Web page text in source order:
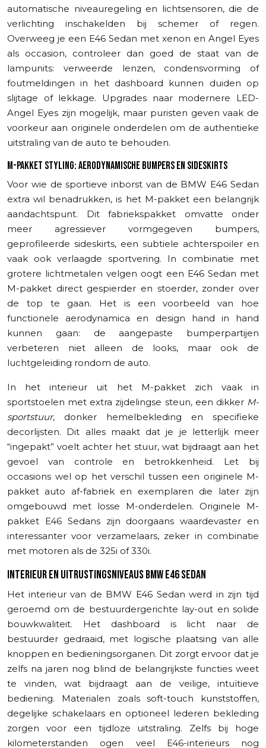
automatische niveauregeling en lichtsensoren, die de
verlichting inschakelden bij schemer of regen.
Overweeg je een E46 Sedan met xenon en Angel Eyes
als occasion, controleer dan goed de staat van de
lampunits: verweerde lenzen, condensvorming of
foutmeldingen in het dashboard kunnen duiden op
slijtage of lekkage. Upgrades naar modernere LED-
Angel Eyes zijn mogelijk, maar puristen geven vaak de
voorkeur aan originele onderdelen om de authentieke
uitstraling van de auto te behouden.
M-PAKKET STYLING: AERODYNAMISCHE BUMPERS EN SIDESKIRTS
Voor wie de sportieve inborst van de BMW E46 Sedan
extra wil benadrukken, is het M-pakket een belangrijk
aandachtspunt. Dit fabriekspakket omvatte onder
meer agressiever vormgegeven bumpers,
geprofileerde sideskirts, een subtiele achterspoiler en
vaak ook verlaagde sportvering. In combinatie met
grotere lichtmetalen velgen oogt een E46 Sedan met
M-pakket direct gespierder en stoerder, zonder over
de top te gaan. Het is een voorbeeld van hoe
functionele aerodynamica en design hand in hand
kunnen gaan: de aangepaste bumperpartijen
verbeteren niet alleen de looks, maar ook de
luchtgeleiding rondom de auto.
In het interieur uit het M-pakket zich vaak in
sportstoelen met extra zijdelingse steun, een dikker M-
sportstuur, donker hemelbekleding en specifieke
decorlijsten. Dit alles maakt dat je je letterlijk meer
“ingepakt” voelt achter het stuur, wat bijdraagt aan het
gevoel van controle en betrokkenheid. Let bij
occasions wel op het verschil tussen een originele M-
pakket auto af-fabriek en exemplaren die later zijn
omgebouwd met losse M-onderdelen. Originele M-
pakket E46 Sedans zijn doorgaans waardevaster en
interessanter voor verzamelaars, zeker in combinatie
met motoren als de 325i of 330i.
INTERIEUR EN UITRUSTINGSNIVEAUS BMW E46 SEDAN
Het interieur van de BMW E46 Sedan werd in zijn tijd
geroemd om de bestuurdergerichte lay-out en solide
bouwkwaliteit. Het dashboard is licht naar de
bestuurder gedraaid, met logische plaatsing van alle
knoppen en bedieningsorganen. Dit zorgt ervoor dat je
zelfs na jaren nog blind de belangrijkste functies weet
te vinden, wat bijdraagt aan de veilige, intuïtieve
bediening. Materialen zoals soft-touch kunststoffen,
degelijke schakelaars en optioneel lederen bekleding
zorgen voor een tijdloze uitstraling. Zelfs bij hoge
kilometerstanden ogen veel E46-interieurs nog